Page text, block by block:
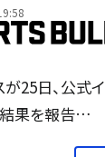
が25日、公式
果を報告…